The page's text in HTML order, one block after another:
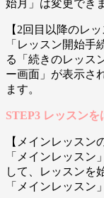
始月」は変更でき
【2回目以降のレ
「レッスン開始
る「続きのレッス
ー画面」が表示さ
ます。
STEP3 レッスンを
【メインレッスン
「メインレッスン
して、レッスンを
「メインレッスン